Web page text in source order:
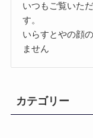
いつもご覧いた
す。
いらすとやの顔
ません
カテゴリー